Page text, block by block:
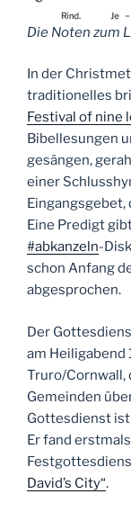
Die Noten zum
In der
traditionelles
Festival of nine
Bibellesungen
gesängen,
einer
Eingangsgebet,
Eine Predigt
#abkanzeln-
schon Anfang
abgesprochen.
Der
am Heiligabend
Truro/Cornwall,
Gemeinden
Gottesdienst ist
Er fand
David’s City“.